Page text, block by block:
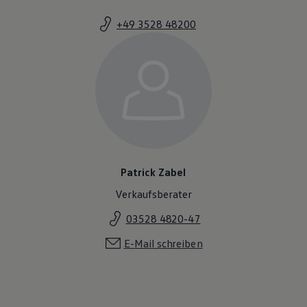
Lifestyle+49 3528 48200
Patrick Zabel
Verkaufsberater
03528 4820-47
E-Mail schreiben